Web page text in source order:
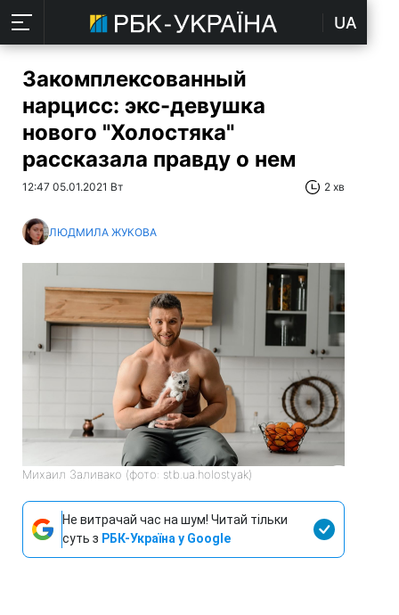
UA
Закомплексованный
нарцисс: экс-девушка
нового "Холостяка"
рассказала правду о нем
12:47 05.01.2021 Вт 2 хв
ЛЮДМИЛА ЖУКОВА
Михаил Заливако (фото: stb.ua.holostyak)
Не витрачай час на шум! Читай тільки
суть з РБК-Україна у Google